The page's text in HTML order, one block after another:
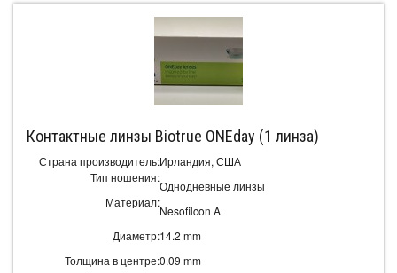
Контактные линзы Biotrue ONEday (1 линза)
Страна производитель:
Тип ношения:
Материал:
Ирландия, США
Однодневные линзы
Nesofilcon A
Диаметр:
Толщина в центре:
14.2 mm
0.09 mm